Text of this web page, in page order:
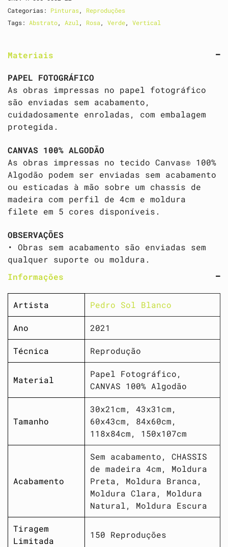
Categorias: Pinturas, Reproduções
Tags: Abstrato, Azul, Rosa, Verde, Vertical
Materiais
PAPEL FOTOGRÁFICO
As obras impressas no papel fotográfico
são enviadas sem acabamento,
cuidadosamente enroladas, com embalagem
protegida.
CANVAS 100% ALGODÃO
As obras impressas no tecido Canvas® 100%
Algodão podem ser enviadas sem acabamento
ou esticadas à mão sobre um chassis de
madeira com perfil de 4cm e moldura
filete em 5 cores disponíveis.
OBSERVAÇÕES
• Obras sem acabamento são enviadas sem
qualquer suporte ou moldura.
Informações
Artista Pedro Sol Blanco
Ano 2021
Técnica Reprodução
Material
Papel Fotográfico,
CANVAS 100% Algodão
Tamanho
30x21cm, 43x31cm,
60x43cm, 84x60cm,
118x84cm, 150x107cm
Acabamento
Sem acabamento, CHASSIS
de madeira 4cm, Moldura
Preta, Moldura Branca,
Moldura Clara, Moldura
Natural, Moldura Escura
Tiragem
Limitada
150 Reproduções